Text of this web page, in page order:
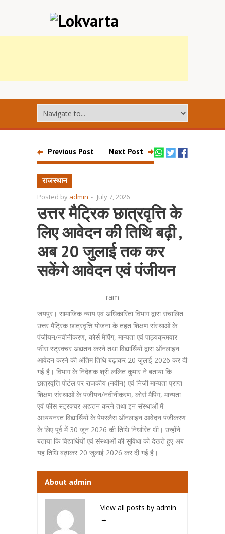
Previous Post Next Post
राजस्थान
Posted by admin - July 7, 2026
उत्तर मैट्रिक छात्रवृत्ति के
लिए आवेदन की तिथि बढ़ी ,
अब 20 जुलाई तक कर
सकेंगे आवेदन एवं पंजीयन
ram
जयपुर। सामाजिक न्याय एवं अधिकारिता विभाग द्वारा संचालित
उत्तर मैट्रिक छात्रवृत्ति योजना के तहत शिक्षण संस्थाओं के
पंजीयन/नवीनीकरण, कोर्स मैपिंग, मान्यता एवं पाठ्यक्रमवार
फीस स्ट्रक्चर अद्यतन करने तथा विद्यार्थियों द्वारा ऑनलाइन
आवेदन करने की अंतिम तिथि बढ़ाकर 20 जुलाई 2026 कर दी
गई है। विभाग के निदेशक श्री ललित कुमार ने बताया कि
छात्रवृत्ति पोर्टल पर राजकीय (नवीन) एवं निजी मान्यता प्राप्त
शिक्षण संस्थाओं के पंजीयन/नवीनीकरण, कोर्स मैपिंग, मान्यता
एवं फीस स्ट्रक्चर अद्यतन करने तथा इन संस्थाओं में
अध्ययनरत विद्यार्थियों के पेपरलैस ऑनलाइन आवेदन पंजीकरण
के लिए पूर्व में 30 जून 2026 की तिथि निर्धारित थी। उन्होंने
बताया कि विद्यार्थियों एवं संस्थाओं की सुविधा को देखते हुए अब
यह तिथि बढ़ाकर 20 जुलाई 2026 कर दी गई है।
About admin
View all posts by admin
→